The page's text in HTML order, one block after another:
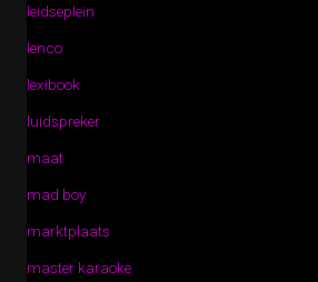
leidseplein
lenco
lexibook
luidspreker
maat
mad boy
marktplaats
master karaoke